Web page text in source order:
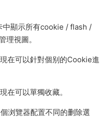
中顯示所有cookie / flash /
視圖。
在可以針對個别的Cookie進
在可以單獨收藏。
浏覽器配置不同的删除選